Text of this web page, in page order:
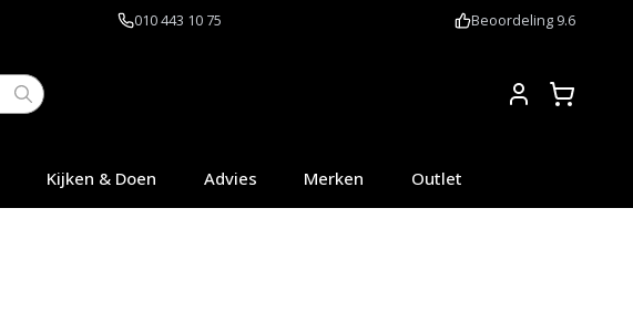
010 443 10 75 Beoordeling 9.6
Kijken & Doen Advies Merken Outlet